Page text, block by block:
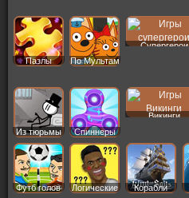
Пазлы По Мультам
Супергерои
Из тюрьмы Спиннеры
Викинги
Футб голов Логические Корабли